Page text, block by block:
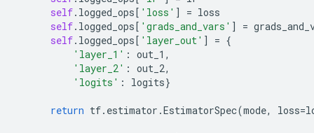
self. logged_ops[ 'loss' ] = loss
self. logged_ops[ 'grads_and_vars' ] =
self. logged_ops[ 'layer_out' ] = {
'layer_1' : out_1 ,
'layer_2' : out_2,
'logits' : logits}
return tf. estimator .EstimatorSpec(mode, loss=